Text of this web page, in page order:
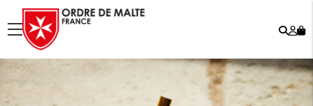
menu